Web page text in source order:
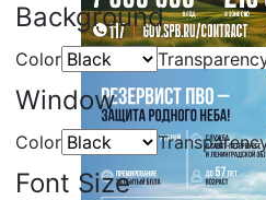
Background
Color
Window
Color
Font Size